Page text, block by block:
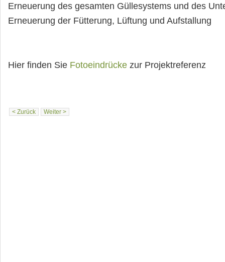
Erneuerung des gesamten Güllesystems und des
Erneuerung der Fütterung, Lüftung und Aufstallung
Hier finden Sie Fotoeindrücke zur Projektreferenz
< Zurück Weiter >